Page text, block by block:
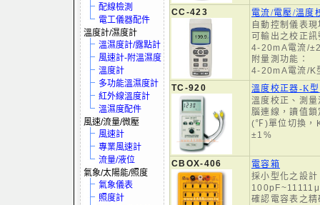
配線檢測
電工儀器配件
溫度計/濕度計
溫濕度計/露點計
風速計-附溫濕度
溫度計
多功能溫濕度計
紅外線溫度計
溫濕度配件
風速/流量/微壓
風速計
專業風速計
流量/液位
氣象/太陽能/照度
氣象儀表
照度計
CC-423
電流/電壓/溫度
自動控制儀表
可輸出之校正
4-20mA電流/
附量測功能：
4-20mA電流/K
TC-920
溫度校正器-K型
溫度校正、測
腦連線，讀值
(℉)單位切換，
±1%
CBOX-406
電容箱
採小型化之設
確認電容表之